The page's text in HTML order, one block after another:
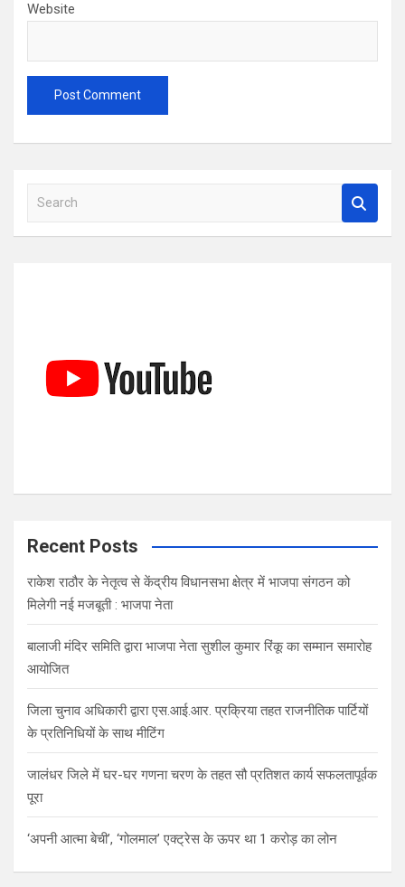
Website
a
Recent Posts
राकेश राठौर के नेतृत्व से केंद्रीय विधानसभा क्षेत्र में भाजपा संगठन को
मिलेगी नई मजबूती : भाजपा नेता
बालाजी मंदिर समिति द्वारा भाजपा नेता सुशील कुमार रिंकू का सम्मान समारोह
आयोजित
जिला चुनाव अधिकारी द्वारा एस.आई.आर. प्रक्रिया तहत राजनीतिक पार्टियों
के प्रतिनिधियों के साथ मीटिंग
जालंधर जिले में घर-घर गणना चरण के तहत सौ प्रतिशत कार्य सफलतापूर्वक
पूरा
‘अपनी आत्मा बेची’, ‘गोलमाल’ एक्ट्रेस के ऊपर था 1 करोड़ का लोन